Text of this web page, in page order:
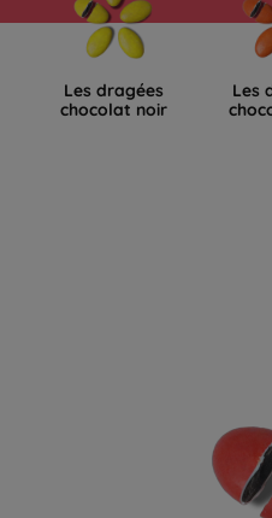
Les dragées
chocolat noir
Les